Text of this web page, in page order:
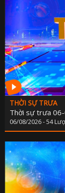
THỜI SỰ TRƯA
Thời sự trưa
06/08/2026 - 54